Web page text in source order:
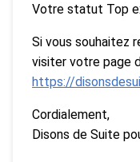
Votre statut Top
Si vous souhaitez
visiter votre page
https://
Cordialement,
Disons de Suite